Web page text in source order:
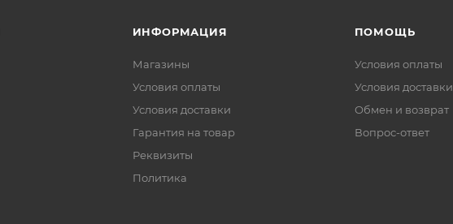
ИНФОРМАЦИЯ
Магазины
Условия оплаты
Условия доставки
Гарантия на товар
Реквизиты
Политика
ПОМОЩЬ
Условия оплаты
Условия доставки
Обмен и возврат
Вопрос-ответ